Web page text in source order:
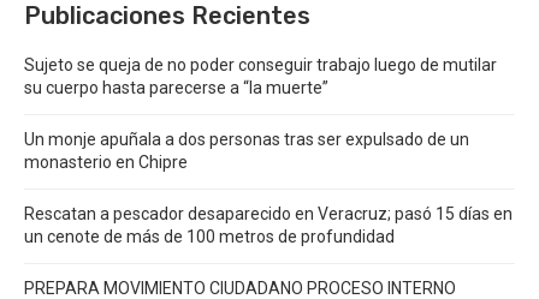
Publicaciones Recientes
Sujeto se queja de no poder conseguir trabajo luego de mutilar
su cuerpo hasta parecerse a “la muerte”
Un monje apuñala a dos personas tras ser expulsado de un
monasterio en Chipre
Rescatan a pescador desaparecido en Veracruz; pasó 15 días en
un cenote de más de 100 metros de profundidad
PREPARA MOVIMIENTO CIUDADANO PROCESO INTERNO